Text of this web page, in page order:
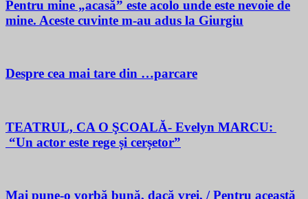
Pentru mine „acasă” este acolo unde este nevoie de
mine. Aceste cuvinte m-au adus la Giurgiu
Despre cea mai tare din …parcare
TEATRUL, CA O ŞCOALĂ- Evelyn MARCU:
“Un actor este rege și cerșetor”
Mai pune-o vorbă bună, dacă vrei, / Pentru această